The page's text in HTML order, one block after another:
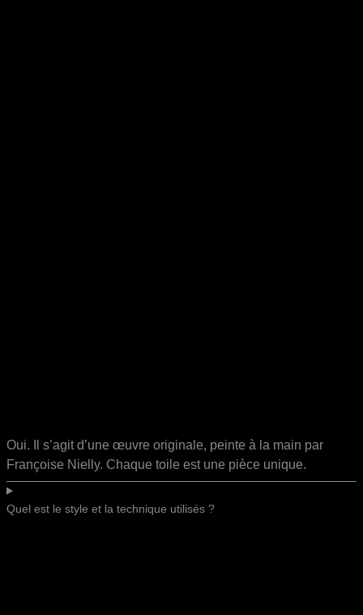
Oui. Il s’agit d’une œuvre originale, peinte à la main par
Françoise Nielly. Chaque toile est une pièce unique.
Quel est le style et la technique utilisés ?